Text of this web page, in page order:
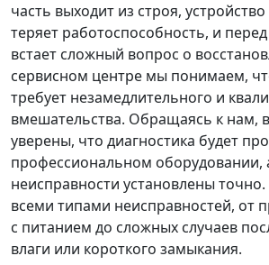
часть выходит из строя,
теряет работоспособность, и
встает сложный вопрос о
сервисном центре мы понимаем,
требует незамедлительного и
вмешательства. Обращаясь к нам,
уверены, что диагностика будет
профессиональном оборудовании,
неисправности установлены
всеми типами неисправностей, от
с питанием до сложных случаев
влаги или короткого замыкания.